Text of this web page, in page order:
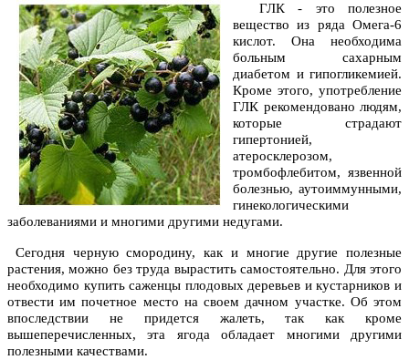
ГЛК - это полезное
вещество из ряда Омега-6
кислот. Она необходима
больным сахарным
диабетом и гипогликемией.
Кроме этого, употребление
ГЛК рекомендовано людям,
которые страдают
гипертонией,
атеросклерозом,
тромбофлебитом, язвенной
болезнью, аутоиммунными,
гинекологическими
заболеваниями и многими другими недугами.
Сегодня черную смородину, как и многие другие полезные
растения, можно без труда вырастить самостоятельно. Для этого
необходимо купить саженцы плодовых деревьев и кустарников и
отвести им почетное место на своем дачном участке. Об этом
впоследствии не придется жалеть, так как кроме
вышеперечисленных, эта ягода обладает многими другими
полезными качествами.